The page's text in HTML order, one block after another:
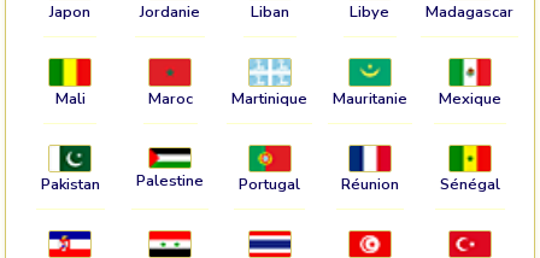
Japon Jordanie Liban Libye Madagascar
Mali Maroc Martinique Mauritanie Mexique
Pakistan Palestine Portugal Réunion Sénégal